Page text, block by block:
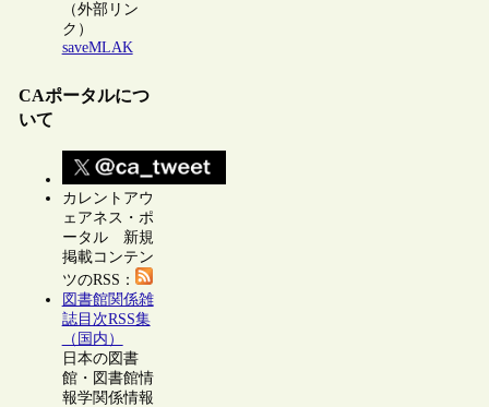
（外部リン
ク）
saveMLAK
CAポータルにつ
いて
カレントアウ
ェアネス・ポ
ータル 新規
掲載コンテン
ツのRSS：
図書館関係雑
誌目次RSS集
（国内）
日本の図書
館・図書館情
報学関係情報